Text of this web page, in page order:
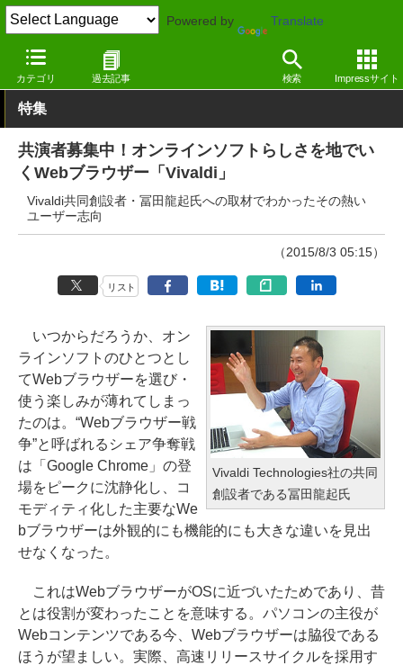
Powered by Translate
カテゴリ 過去記事 検索 Impressサイト
窓の杜 インターネット Windows
特集
共演者募集中！オンラインソフトらしさを地でい
くWebブラウザー「Vivaldi」
Vivaldi共同創設者・冨田龍起氏への取材でわかったその熱い
ユーザー志向
（2015/8/3 05:15）
リスト
Vivaldi Technologies社の共同
創設者である冨田龍起氏
いつからだろうか、オン
ラインソフトのひとつとし
てWebブラウザーを選び・
使う楽しみが薄れてしまっ
たのは。“Webブラウザー戦
争”と呼ばれるシェア争奪戦
は「Google Chrome」の登
場をピークに沈静化し、コ
モディティ化した主要なWe
bブラウザーは外観的にも機能的にも大きな違いを見出
せなくなった。
これはWebブラウザーがOSに近づいたためであり、昔
とは役割が変わったことを意味する。パソコンの主役が
Webコンテンツである今、Webブラウザーは脇役である
ほうが望ましい。実際、高速リリースサイクルを採用す